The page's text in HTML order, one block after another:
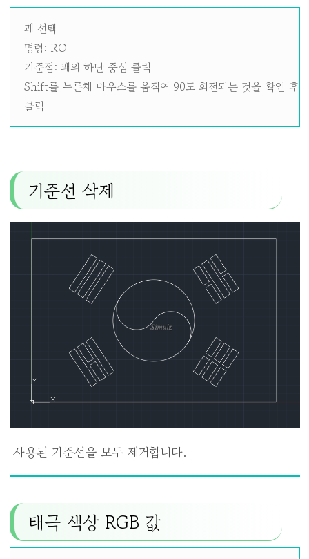
괘 선택
명령: RO
기준점: 괘의 하단 중심 클릭
Shift를 누른채 마우스를 움직여 90도 회전되는 것을 확인 후
클릭
기준선 삭제
사용된 기준선을 모두 제거합니다.
태극 색상 RGB 값